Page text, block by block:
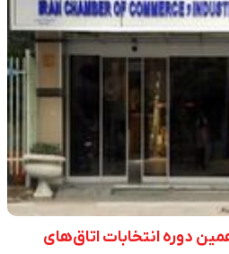
دوره انتخابات اتاق‌های